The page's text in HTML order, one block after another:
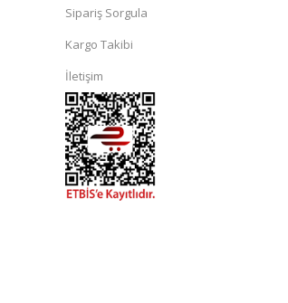
Sipariş Sorgula
Kargo Takibi
İletişim